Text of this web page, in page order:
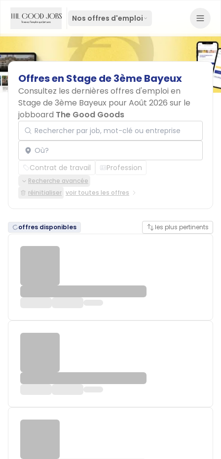
Nos offres d'emploi
Offresen Stagede3èmeBayeux
Consultez les dernières offres d'emploi en
Stage de 3ème Bayeux pour Août 2026 sur le
jobboard The Good Goods
Rechercher par job, mot-clé ou entreprise
Localisation
Contrat de travail Profession
Recherche avancée
réinitialiser voir toutes les offres
offres disponibles les plus pertinents